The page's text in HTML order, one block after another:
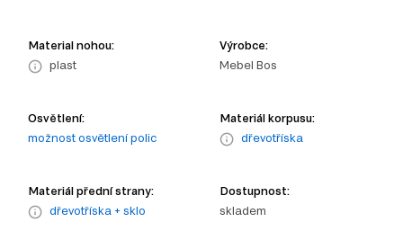
Material nohou:
plast
Výrobce:
Mebel Bos
Osvětlení:
možnost osvětlení polic
Materiál korpusu:
dřevotříska
Materiál přední strany:
dřevotříska + sklo
Dostupnost:
skladem